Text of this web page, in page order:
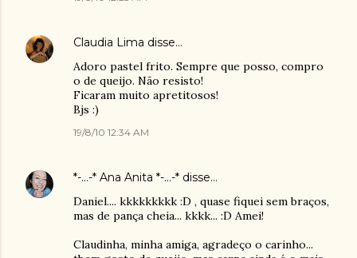
Claudia Lima disse…
Adoro pastel frito. Sempre que posso, compro
o de queijo. Não resisto!
Ficaram muito apretitosos!
Bjs :)
19/8/10 12:34 AM
*-...-* Ana Anita *-...-* disse…
Daniel.... kkkkkkkkk :D , quase fiquei sem braços,
mas de pança cheia... kkkk... :D Amei!
Claudinha, minha amiga, agradeço o carinho...